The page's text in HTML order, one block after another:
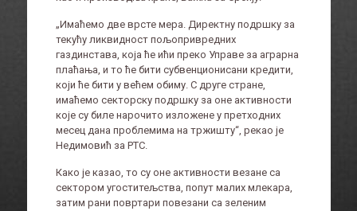
„Имаћемо две врсте мера. Директну подршку за
текућу ликвидност пољопривредних
газдинстава, која ће ићи преко Управе за аграрна
плаћања, и то ће бити субвенционисани кредити,
који ће бити у већем обиму. С друге стране,
имаћемо секторску подршку за оне активности
које су биле нарочито изложене у претходних
месец дана проблемима на тржишту“, рекао је
Недимовић за РТС.
Како је казао, то су оне активности везане са
сектором угоститељства, попут малих млекара,
затим рани повртари повезани са зеленим